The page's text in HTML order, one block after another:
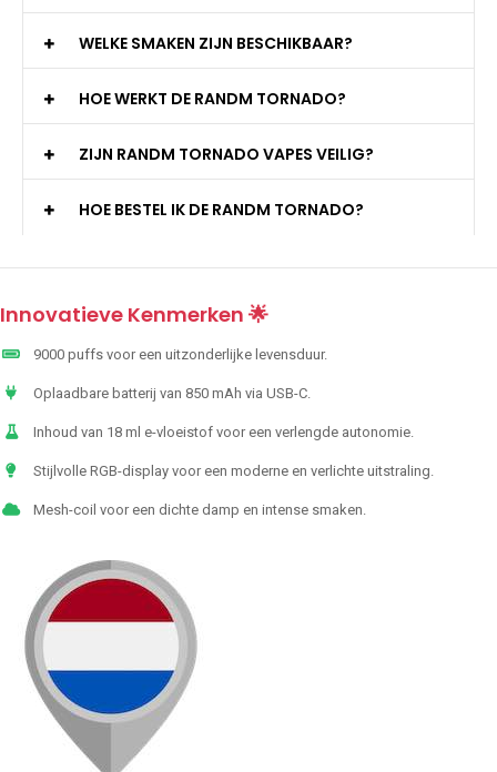
WELKE SMAKEN ZIJN BESCHIKBAAR?
HOE WERKT DE RANDM TORNADO?
ZIJN RANDM TORNADO VAPES VEILIG?
HOE BESTEL IK DE RANDM TORNADO?
Innovatieve Kenmerken 🌟
9000 puffs voor een uitzonderlijke levensduur.
Oplaadbare batterij van 850 mAh via USB-C.
Inhoud van 18 ml e-vloeistof voor een verlengde autonomie.
Stijlvolle RGB-display voor een moderne en verlichte uitstraling.
Mesh-coil voor een dichte damp en intense smaken.